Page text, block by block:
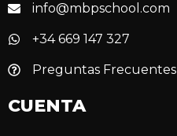
info@mbpschool.com
+34 669 147 327
Preguntas Frecuentes
CUENTA